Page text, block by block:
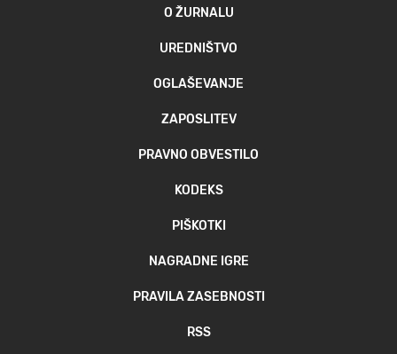
O ŽURNALU
UREDNIŠTVO
OGLAŠEVANJE
ZAPOSLITEV
PRAVNO OBVESTILO
KODEKS
PIŠKOTKI
NAGRADNE IGRE
PRAVILA ZASEBNOSTI
RSS